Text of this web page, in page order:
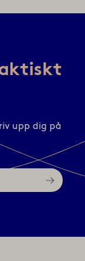
upp dig på